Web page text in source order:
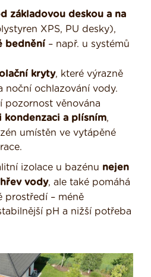
základovou deskou a na
XPS, PU desky),
bednění – např. u systémů
kryty, které výrazně
noční ochlazování vody.
pozornost věnována
a plísním,
umístěn ve vytápěné
izolace u bazénu nejen
vody, ale také pomáhá
prostředí – méně
pH a nižší potřeba